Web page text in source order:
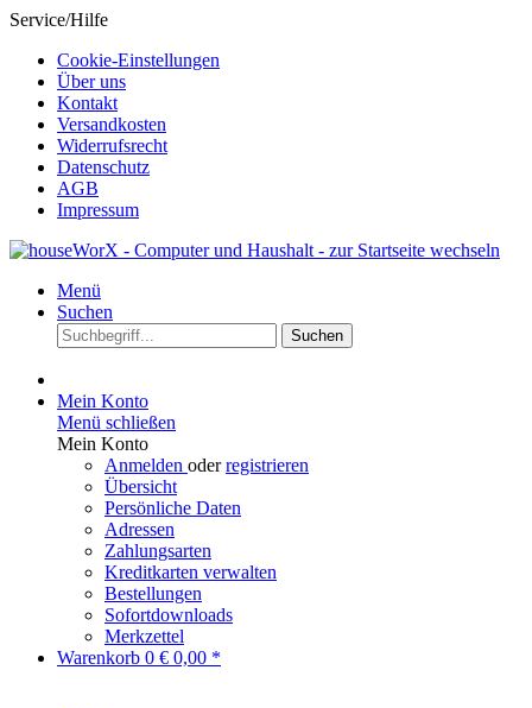
Service/Hilfe
Cookie-Einstellungen
Über uns
Kontakt
Versandkosten
Widerrufsrecht
Datenschutz
AGB
Impressum
Menü
Suchen
Suchen
Mein Konto
Menü schließen
Mein Konto
Anmelden oderregistrieren
Übersicht
Persönliche Daten
Adressen
Zahlungsarten
Kreditkarten verwalten
Bestellungen
Sofortdownloads
Merkzettel
Warenkorb 0 € 0,00 *